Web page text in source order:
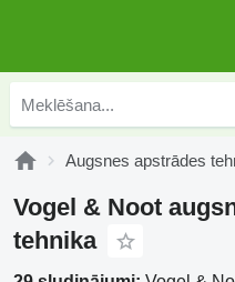
Augsnes apstrādes
Vogel & Noot
tehnika